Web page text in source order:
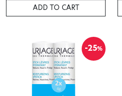
ADD TO CART
-25%